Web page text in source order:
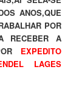
ANOS,QUE
POR
RECEBER A
EXPEDITO
LAGES